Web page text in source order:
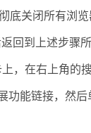
底关闭所有浏览
回到上述步骤
，在右上角的
功能链接，然后